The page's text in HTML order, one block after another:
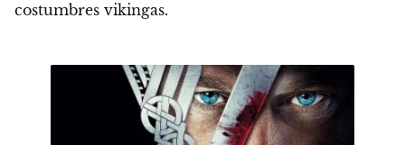
costumbres vikingas.